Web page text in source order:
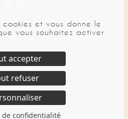
du site :
et vous donne le
vous souhaitez activer
accepter
refuser
de confidentialité